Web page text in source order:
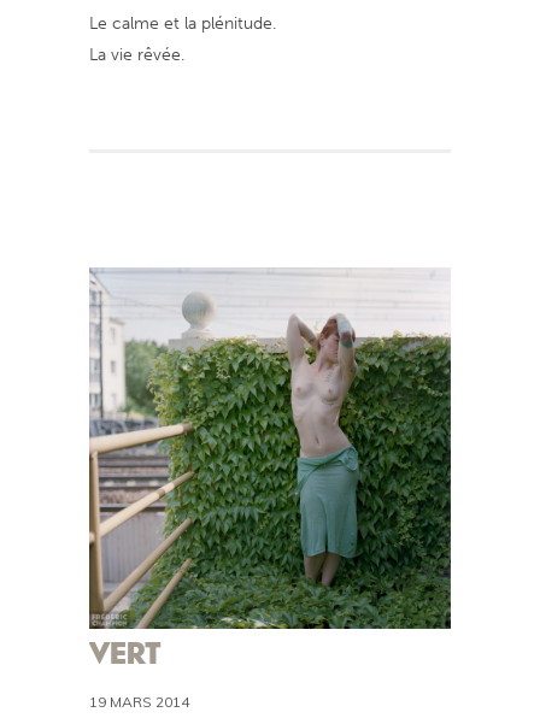
Le calme et la plénitude.
La vie rêvée.
VERT
19 MARS 2014